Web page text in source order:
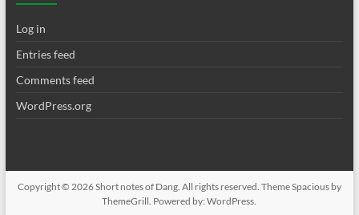
Log in
Entries feed
Comments feed
WordPress.org
Copyright © 2026Short notes of Dang. All rights reserved. ThemeSpaciousby
ThemeGrill. Powered by:WordPress.